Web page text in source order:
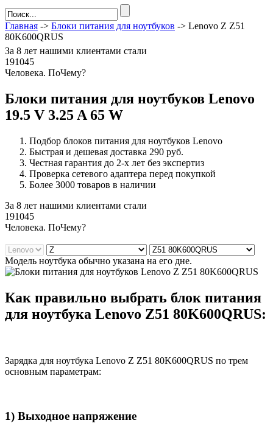
Главная -> Блоки питания для ноутбуков -> Lenovo Z Z51
80K600QRUS
За 8 лет нашими клиентами стали
191045
Человека. ПоЧему?
Блоки питания для ноутбуков Lenovo
19.5 V 3.25 A 65 W
Подбор блоков питания для ноутбуков Lenovo
Быстрая и дешевая доставка 290 руб.
Честная гарантия до 2-х лет без экспертиз
Проверка сетевого адаптера перед покупкой
Более 3000 товаров в наличии
За 8 лет нашими клиентами стали
191045
Человека. ПоЧему?
Модель ноутбука обычно указана на его дне.
Как правильно выбрать блок питания
для ноутбука Lenovo Z51 80K600QRUS:
Зарядка для ноутбука Lenovo Z Z51 80K600QRUS по трем
основным параметрам:
1) Выходное напряжение